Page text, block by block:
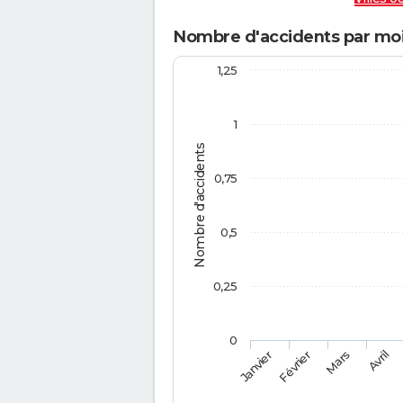
Nombre d'accidents par
Nombre d'accidents
JanvierFévrier Mars Avril
0
1
0,25
0,5
0,75
1,25